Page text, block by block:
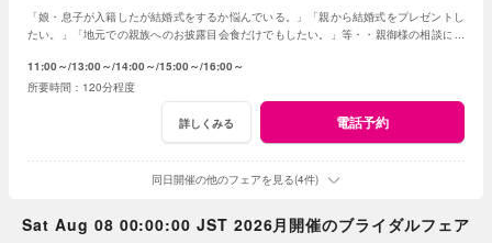
「娘・息子が入籍したが結婚式をするか悩んでいる。」「親から結婚式をプレゼントし
たい。」「地元での親族へのお披露目会食だけでもしたい。」等・・親御様の相談にベ
11:00～ 13:00～ 14:00～ 15:00～ 16:00～
120分程度
詳しくみる 電話予約
同日開催の他のフェアを見る(4件)
Sat Aug 08 00:00:00 JST 2026月開催のブライダルフェア